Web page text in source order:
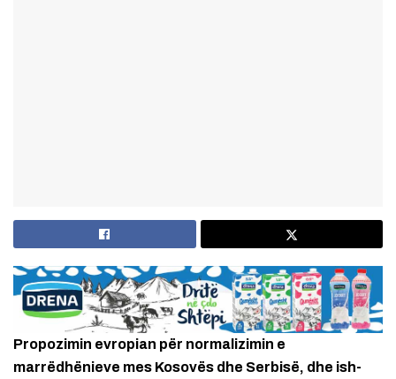
Propozimin evropian për normalizimin e
marrëdhënieve mes Kosovës dhe Serbisë, dhe ish-